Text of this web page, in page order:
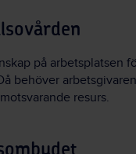
på arbetsplatsen
behöver
resurs.